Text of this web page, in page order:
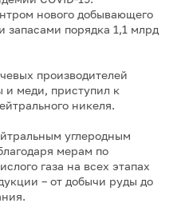
нового добывающего
запасами порядка 1,1 млрд
производителей
и меди, приступил к
никеля.
углеродным
мерам по
газа на всех этапах
– от добычи руды до